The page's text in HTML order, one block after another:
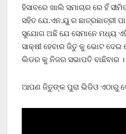
ହିସାବରେ ଖାଲି ସମାଚାର ରେ ହିଁ
ସହିତ ଯେ.ଏନ.ୟୁ ର ଛାତ୍ରଛାତ୍ରୀ
ସୁଯୋଗ ଅଛି ଯେ ସେମାନେ ମଧ୍ୟ
ସାକ୍ଷୀ ହେବାର ଜିତୁ କୁ ଭୋଟ
ଲିଡର କୁ ନିଜର ସଭାପତି ବାଛିବାର ।
ଆପଣ ଜିତୁଙ୍କ ପୁରା ଭିଡିଓ ଏଠାରୁ